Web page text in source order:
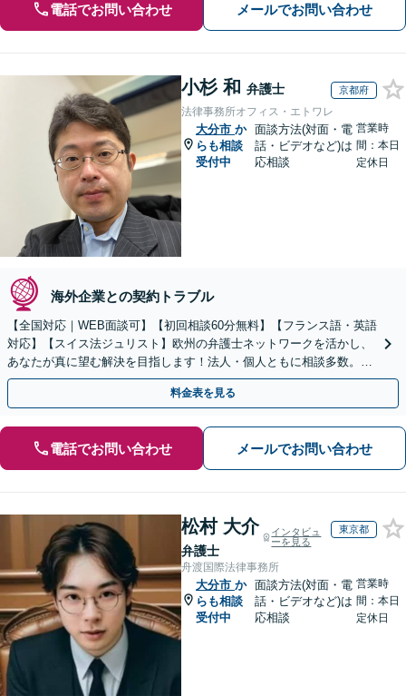
電話でお問い合わせ メールでお問い合わせ
小杉 和 弁護士 京都府
法律事務所オフィス・エトワレ
大分市 か
らも相談
受付中
面談方法(対面・電
話・ビデオなど)は
応相談
営業時
間：本日
定休日
海外企業との契約トラブル
【全国対応｜WEB面談可】【初回相談60分無料】【フランス語・英語
対応】【スイス法ジュリスト】欧州の弁護士ネットワークを活かし、
あなたが真に望む解決を目指します！法人・個人ともに相談多数。細
やかな連絡と粘り強い交渉を徹底【休日・夜間相談可】
料金表を見る
電話でお問い合わせ メールでお問い合わせ
松村 大介
弁護士
インタビュ
ーを見る
東京都
舟渡国際法律事務所
大分市 か
らも相談
受付中
面談方法(対面・電
話・ビデオなど)は
応相談
営業時
間：本日
定休日